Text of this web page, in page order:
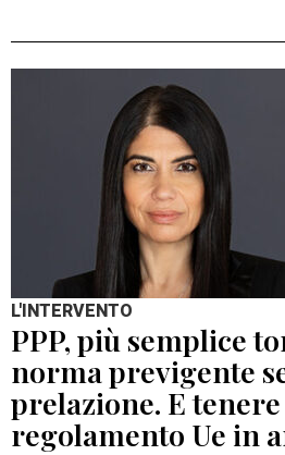
L'INTERVENTO
PPP, più semplice
norma previgente
prelazione. E
regolamento Ue in